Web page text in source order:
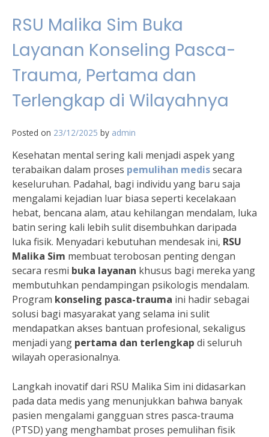
RSU Malika Sim Buka
Layanan Konseling Pasca-
Trauma, Pertama dan
Terlengkap di Wilayahnya
Posted on 23/12/2025 by admin
Kesehatan mental sering kali menjadi aspek yang
terabaikan dalam proses pemulihan medissecara
keseluruhan. Padahal, bagi individu yang baru saja
mengalami kejadian luar biasa seperti kecelakaan
hebat, bencana alam, atau kehilangan mendalam, luka
batin sering kali lebih sulit disembuhkan daripada
luka fisik. Menyadari kebutuhan mendesak ini, RSU
Malika Sim membuat terobosan penting dengan
secara resmi buka layanan khusus bagi mereka yang
membutuhkan pendampingan psikologis mendalam.
Program konseling pasca-trauma ini hadir sebagai
solusi bagi masyarakat yang selama ini sulit
mendapatkan akses bantuan profesional, sekaligus
menjadi yang pertama dan terlengkap di seluruh
wilayah operasionalnya.
Langkah inovatif dari RSU Malika Sim ini didasarkan
pada data medis yang menunjukkan bahwa banyak
pasien mengalami gangguan stres pasca-trauma
(PTSD) yang menghambat proses pemulihan fisik